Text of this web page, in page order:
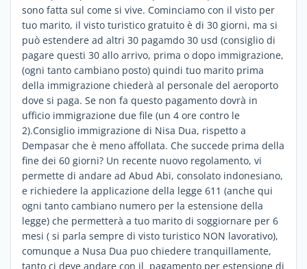
sono fatta sul come si vive. Cominciamo con il visto per
tuo marito, il visto turistico gratuito è di 30 giorni, ma si
può estendere ad altri 30 pagamdo 30 usd (consiglio di
pagare questi 30 allo arrivo, prima o dopo immigrazione,
(ogni tanto cambiano posto) quindi tuo marito prima
della immigrazione chiederà al personale del aeroporto
dove si paga. Se non fa questo pagamento dovrà in
ufficio immigrazione due file (un 4 ore contro le
2).Consiglio immigrazione di Nisa Dua, rispetto a
Dempasar che è meno affollata. Che succede prima della
fine dei 60 giorni? Un recente nuovo regolamento, vi
permette di andare ad Abud Abi, consolato indonesiano,
e richiedere la applicazione della legge 611 (anche qui
ogni tanto cambiano numero per la estensione della
legge) che permetterà a tuo marito di soggiornare per 6
mesi ( si parla sempre di visto turistico NON lavorativo),
comunque a Nusa Dua puo chiedere tranquillamente,
tanto ci deve andare con il pagamento per estensione di